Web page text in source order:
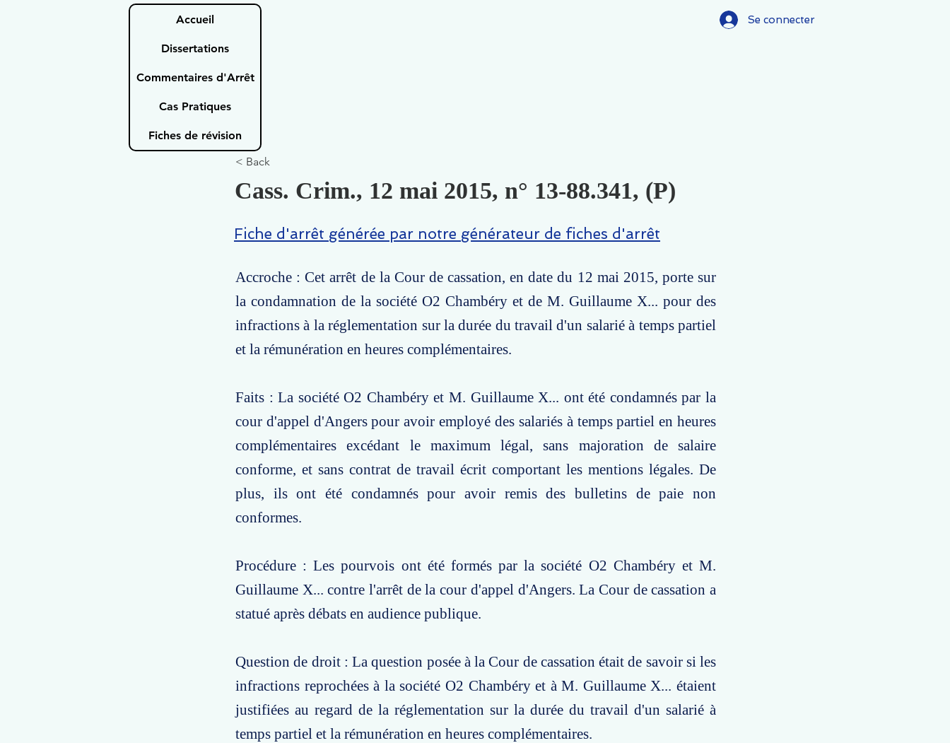
Accueil
Dissertations
Commentaires d'Arrêt
Cas Pratiques
Fiches de révision
Se connecter
< Back
Cass. Crim., 12 mai 2015, n° 13-88.341, (P)
Fiche d'arrêt générée par notre générateur de fiches d'arrêt
Accroche : Cet arrêt de la Cour de cassation, en date du 12 mai 2015, porte sur
la condamnation de la société O2 Chambéry et de M. Guillaume X... pour des
infractions à la réglementation sur la durée du travail d'un salarié à temps partiel
et la rémunération en heures complémentaires.
Faits : La société O2 Chambéry et M. Guillaume X... ont été condamnés par la
cour d'appel d'Angers pour avoir employé des salariés à temps partiel en heures
complémentaires excédant le maximum légal, sans majoration de salaire
conforme, et sans contrat de travail écrit comportant les mentions légales. De
plus, ils ont été condamnés pour avoir remis des bulletins de paie non
conformes.
Procédure : Les pourvois ont été formés par la société O2 Chambéry et M.
Guillaume X... contre l'arrêt de la cour d'appel d'Angers. La Cour de cassation a
statué après débats en audience publique.
Question de droit : La question posée à la Cour de cassation était de savoir si les
infractions reprochées à la société O2 Chambéry et à M. Guillaume X... étaient
justifiées au regard de la réglementation sur la durée du travail d'un salarié à
temps partiel et la rémunération en heures complémentaires.